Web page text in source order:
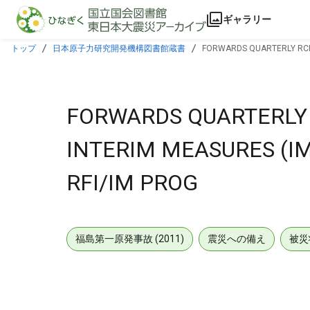
本文に飛ぶ
ギャラリー
トップ 日本原子力研究開発機構図書館蔵書 FORWARDS QUARTERLY
FORWARDS
INTERIM MEASURES
RFI/IM PROG
福島第一原発事故 (2011) 震災への備え 被災